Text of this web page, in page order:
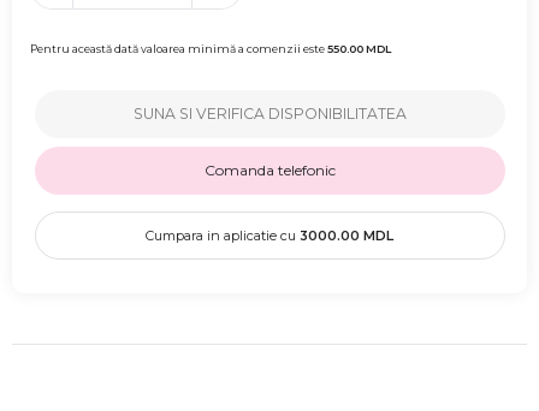
Pentru această dată valoarea minimă a comenzii este550.00MDL
SUNA SI VERIFICA DISPONIBILITATEA
Comanda telefonic
Cumpara in aplicatie cu 3000.00 MDL